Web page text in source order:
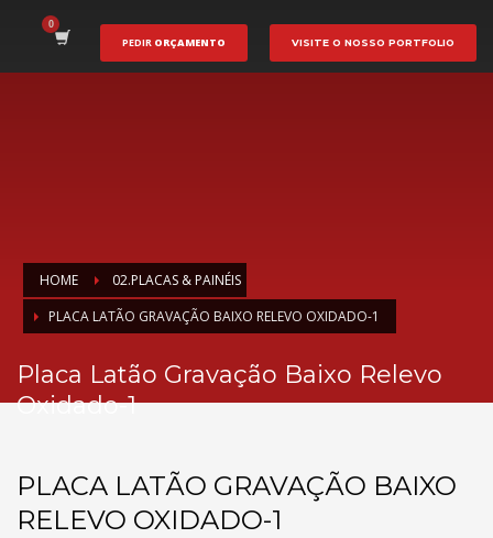
PEDIR ORÇAMENTO VISITE O NOSSO PORTFOLIO
HOME
02.PLACAS & PAINÉIS
PLACA LATÃO GRAVAÇÃO BAIXO RELEVO OXIDADO-1
Placa Latão Gravação Baixo Relevo
Oxidado-1
PLACA LATÃO GRAVAÇÃO BAIXO
RELEVO OXIDADO-1